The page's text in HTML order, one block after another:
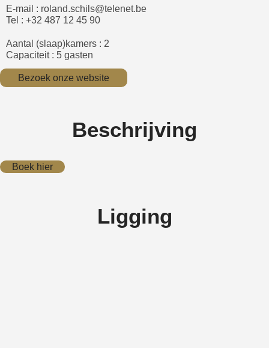
E-mail : roland.schils@telenet.be
Tel : +32 487 12 45 90
Aantal (slaap)kamers : 2
Capaciteit : 5 gasten
Bezoek onze website
Beschrijving
Boek hier
Ligging